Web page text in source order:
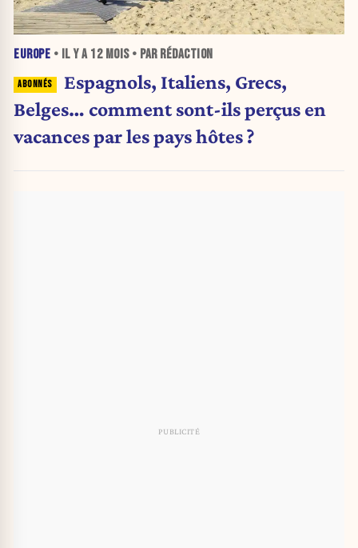
EUROPE • IL Y A 12 MOIS• PAR RÉDACTION
Espagnols, Italiens, Grecs,
Belges… comment sont-ils perçus en
vacances par les pays hôtes ?